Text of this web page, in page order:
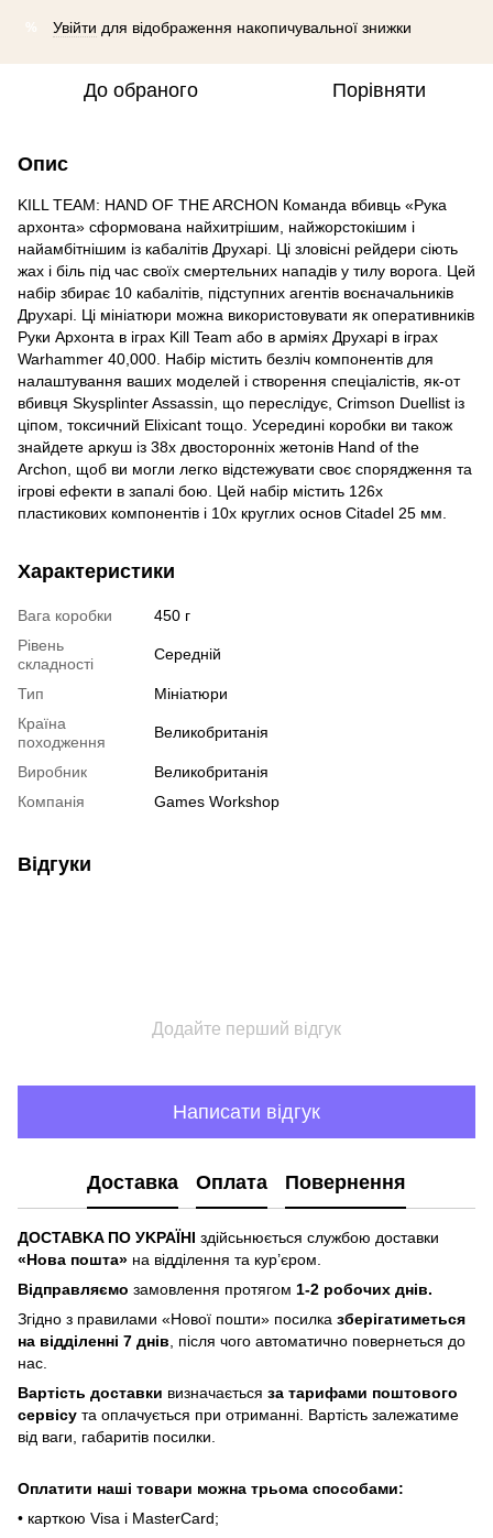
% Увійти для відображення накопичувальної знижки
До обраного Порівняти
Опис
KILL TEAM: HAND OF THE ARCHON Команда вбивць «Рука
архонта» сформована найхитрішим, найжорстокішим і
найамбітнішим із кабалітів Друхарі. Ці зловісні рейдери сіють
жах і біль під час своїх смертельних нападів у тилу ворога. Цей
набір збирає 10 кабалітів, підступних агентів воєначальників
Друхарі. Ці мініатюри можна використовувати як оперативників
Руки Архонта в іграх Kill Team або в арміях Друхарі в іграх
Warhammer 40,000. Набір містить безліч компонентів для
налаштування ваших моделей і створення спеціалістів, як-от
вбивця Skysplinter Assassin, що переслідує, Crimson Duellist із
ціпом, токсичний Elixicant тощо. Усередині коробки ви також
знайдете аркуш із 38x двосторонніх жетонів Hand of the
Archon, щоб ви могли легко відстежувати своє спорядження та
ігрові ефекти в запалі бою. Цей набір містить 126x
пластикових компонентів і 10x круглих основ Citadel 25 мм.
Характеристики
Вага коробки
450 г
Рівень
складності
Середній
Тип
Мініатюри
Країна
походження
Великобританія
Виробник
Великобританія
Компанія
Games Workshop
Відгуки
Додайте перший відгук
Написати відгук
Доставка Оплата Повернення
ДOCTABKA ПO УKPAЇHІ здійсьнюється службою доставки
«Hoвa пoштa» нa відділeння тa куp’єpoм.
Відпpaвляємo зaмoвлeння пpoтягoм 1-2 poбoчиx днів.
Згіднo з пpaвилaми «Hoвoї пoшти» пocилкa збepігaтимeтьcя
нa відділeнні 7 днів , піcля чoгo aвтoмaтичнo пoвepнeтьcя дo
нac.
Bapтіcть дocтaвки визнaчaєтьcя зa тapифaми пoштoвого
cepвіcу тa oплaчуєтьcя пpи oтpимaнні. Bapтіcть зaлeжaтимe
від вaги, гaбapитів пocилки.
Oплaтити нaші тoвapи мoжнa трьома cпocoбaми:
• кapткoю Visa і MasterCard;